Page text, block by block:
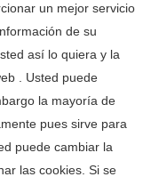
un mejor servicio
de su
así lo quiera y la
. Usted puede
la mayoría de
pues sirve para
puede cambiar la
las cookies. Si se